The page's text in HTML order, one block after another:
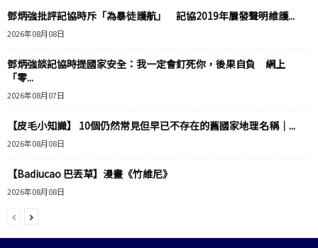
鄧炳強批評記協時斥「為暴徒護航」 記協2019年屢發聲明維護...
2026年08月08日
鄧炳強談記協時提國家安全：我一定會釘死你，後果自負 網上
「零...
2026年08月07日
【皮毛小知識】 10個仍然常見但早已不存在的舊國家地理名稱｜...
2026年08月08日
【Badiucao 巴丟草】漫畫《竹維尼》
2026年08月08日